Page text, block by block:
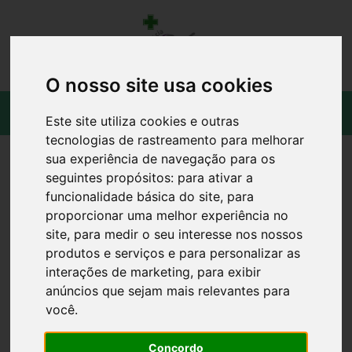
O nosso site usa cookies
Este site utiliza cookies e outras
tecnologias de rastreamento para melhorar
sua experiência de navegação para os
seguintes propósitos: para ativar a
funcionalidade básica do site, para
proporcionar uma melhor experiência no
site, para medir o seu interesse nos nossos
produtos e serviços e para personalizar as
interações de marketing, para exibir
anúncios que sejam mais relevantes para
você.
Concordo